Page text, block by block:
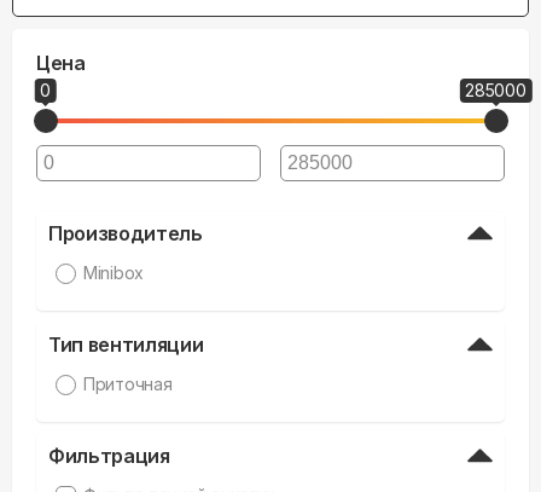
Цена
0 285000
Производитель
Minibox
Тип вентиляции
Приточная
Фильтрация